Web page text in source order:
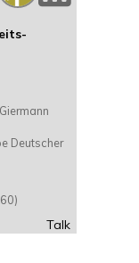
Deutscher
Talk